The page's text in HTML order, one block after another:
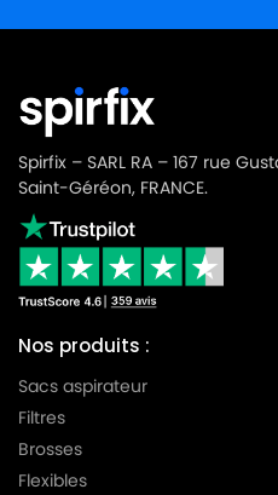
Spirfix – SARL RA – 167 rue
Saint-Géréon, FRANCE.
Nos produits :
Sacs aspirateur
Filtres
Brosses
Flexibles